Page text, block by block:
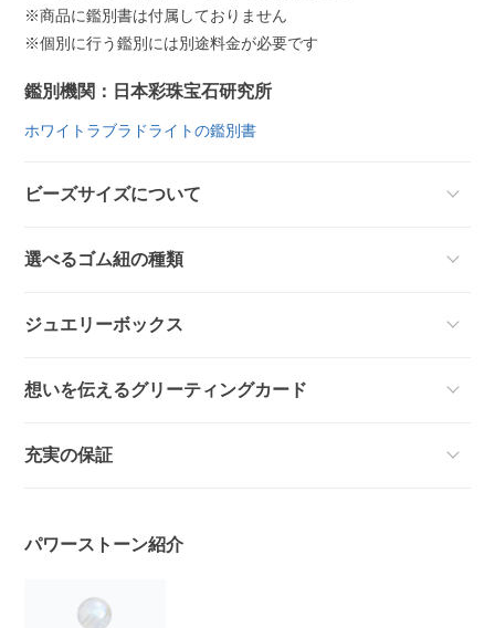
※商品に鑑別書は付属しておりません
※個別に行う鑑別には別途料金が必要です
鑑別機関：日本彩珠宝石研究所
ホワイトラブラドライトの鑑別書
ビーズサイズについて
選べるゴム紐の種類
ジュエリーボックス
想いを伝えるグリーティングカード
充実の保証
パワーストーン紹介